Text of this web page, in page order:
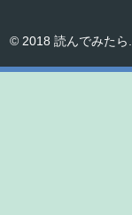
© 2018 読んでみたら.